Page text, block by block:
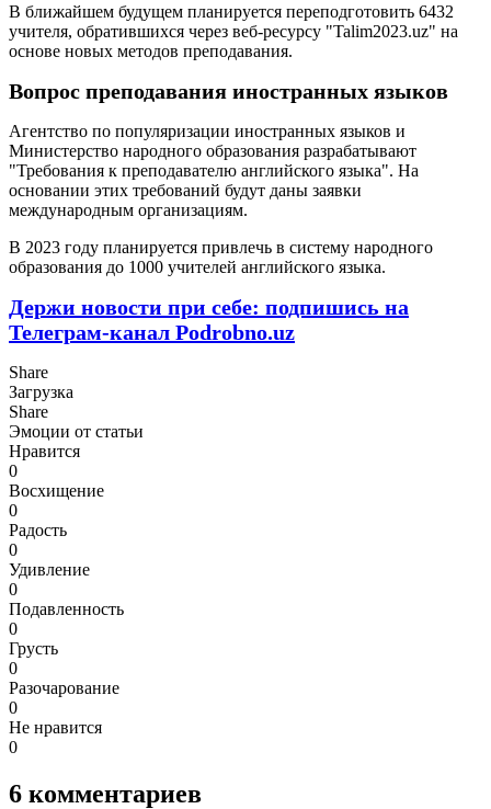
В ближайшем будущем планируется переподготовить 6432
учителя, обратившихся через веб-ресурсу "Talim2023.uz" на
основе новых методов преподавания.
Вопрос преподавания иностранных языков
Агентство по популяризации иностранных языков и
Министерство народного образования разрабатывают
"Требования к преподавателю английского языка". На
основании этих требований будут даны заявки
международным организациям.
В 2023 году планируется привлечь в систему народного
образования до 1000 учителей английского языка.
Держи новости при себе: подпишись на
Телеграм-канал Podrobno.uz
Share
Загрузка
Share
Эмоции от статьи
Нравится
0
Восхищение
0
Радость
0
Удивление
0
Подавленность
0
Грусть
0
Разочарование
0
Не нравится
0
6 комментариев